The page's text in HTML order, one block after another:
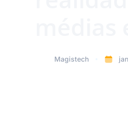
Magistech